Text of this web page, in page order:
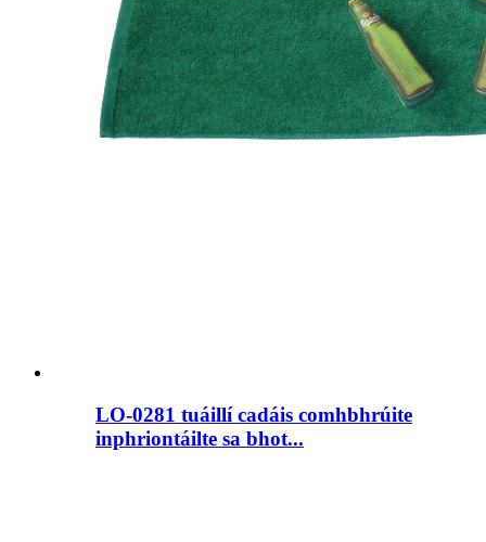
LO-0281 tuáillí cadáis comhbhrúite
inphriontáilte sa bhot...